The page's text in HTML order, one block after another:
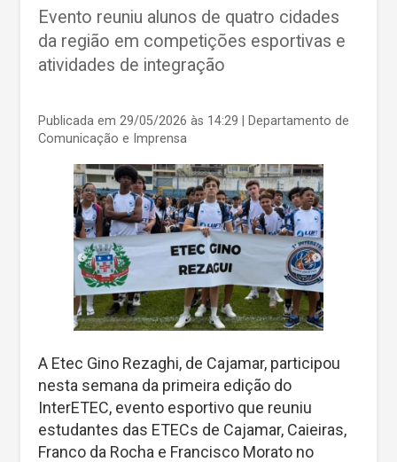
Evento reuniu alunos de quatro cidades
da região em competições esportivas e
atividades de integração
Publicada em 29/05/2026 às 14:29
| Departamento de
Comunicação e Imprensa
A Etec Gino Rezaghi, de Cajamar, participou
nesta semana da primeira edição do
InterETEC, evento esportivo que reuniu
estudantes das ETECs de Cajamar, Caieiras,
Franco da Rocha e Francisco Morato no